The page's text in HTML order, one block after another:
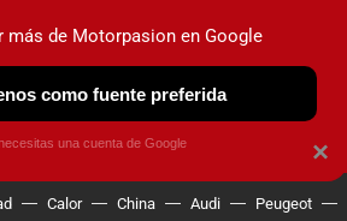
ELÉCTRICOS OBSERVATORIO
Calor China Audi Peugeot
×
más de Motorpasion en Google
como fuente preferida
una cuenta de Google